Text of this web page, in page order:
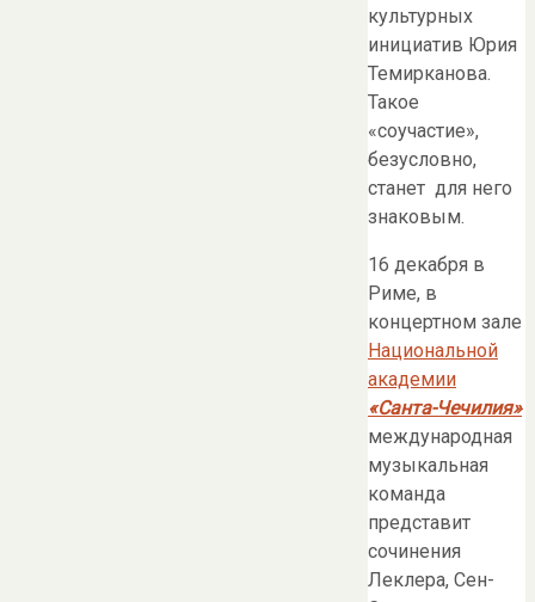
культурных
инициатив Юрия
Темирканова.
Такое
«соучастие»,
безусловно,
станет для него
знаковым.
16 декабря в
Риме, в
концертном зале
Национальной
академии
«Санта-Чечилия»
международная
музыкальная
команда
представит
сочинения
Леклера, Сен-